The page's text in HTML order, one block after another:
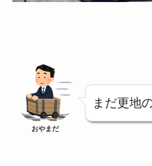
おやまだ
まだ更地